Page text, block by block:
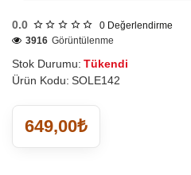
0.0 0 Değerlendirme
Stok Durumu: Tükendi
Ürün Kodu: SOLE142
3916 Görüntülenme
649,00₺